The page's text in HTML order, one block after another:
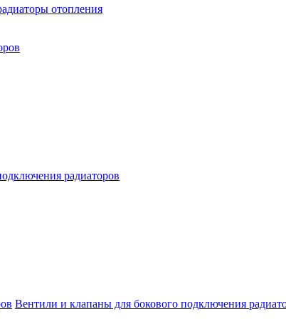
отопления
радиаторов
Вентили и клапаны для бокового подключения